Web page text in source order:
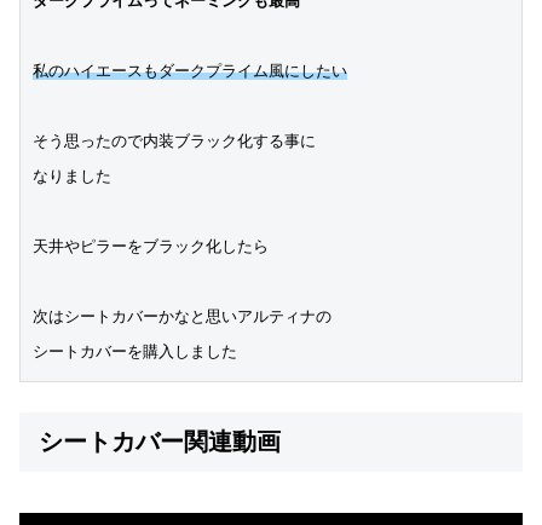
私のハイエースもダークプライム風にしたい
そう思ったので内装ブラック化する事に
なりました
天井やピラーをブラック化したら
次はシートカバーかなと思いアルティナの
シートカバーを購入しました
シートカバー関連動画